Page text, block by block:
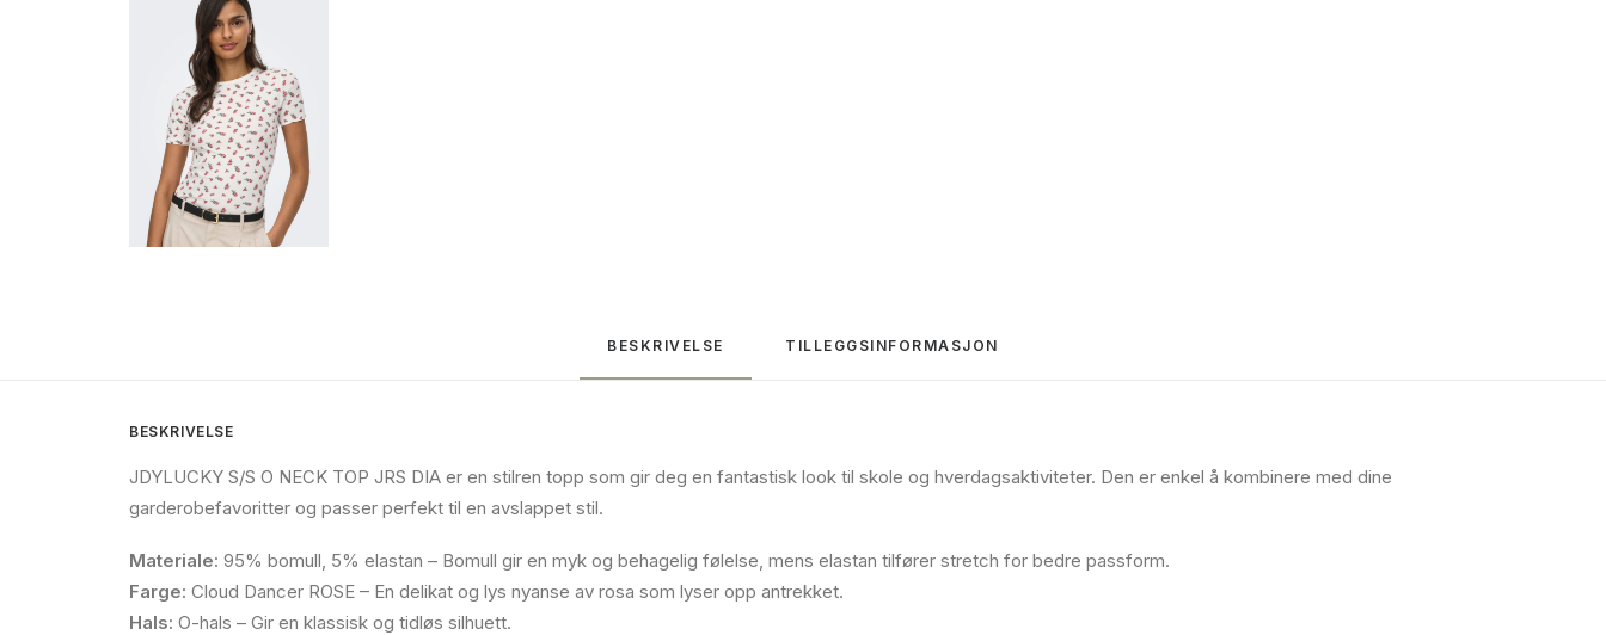
BESKRIVELSE TILLEGGSINFORMASJON
BESKRIVELSE
JDYLUCKY S/S O NECK TOP JRS DIA er en stilren topp som gir deg en fantastisk look til skole og hverdagsaktiviteter. Den er enkel å kombinere med dine
garderobefavoritter og passer perfekt til en avslappet stil.
Materiale: 95% bomull, 5% elastan – Bomull gir en myk og behagelig følelse, mens elastan tilfører stretch for bedre passform.
Farge: Cloud Dancer ROSE – En delikat og lys nyanse av rosa som lyser opp antrekket.
Hals: O-hals – Gir en klassisk og tidløs silhuett.